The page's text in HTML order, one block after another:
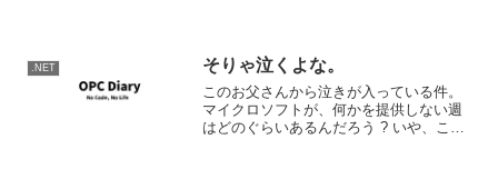
.NET そりゃ泣くよな。
このお父さんから泣きが入っている件。
マイクロソフトが、何かを提供しない週
はどのぐらいあるんだろう ? いや、ここ